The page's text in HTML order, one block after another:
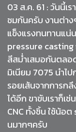
03 ส.ค. 61 : วันนี้เ
ชมกันครับ งานต่า
แข็งแรงทนทานแน่
pressure casting
สีสม่ำเสมอกันตลอ
มิเนียม 7075 นำไ
รอยเส้นจากการก
ได้อีก ขาขับเราก็เ
CNC ทั้งชิ้น ใช้น้อ
นมากๆครับ